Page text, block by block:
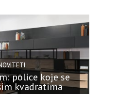
police koje se
kvadratima